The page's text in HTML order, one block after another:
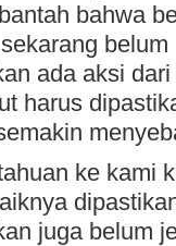
bahwa
ada aksi
harus
ke kami
juga belum